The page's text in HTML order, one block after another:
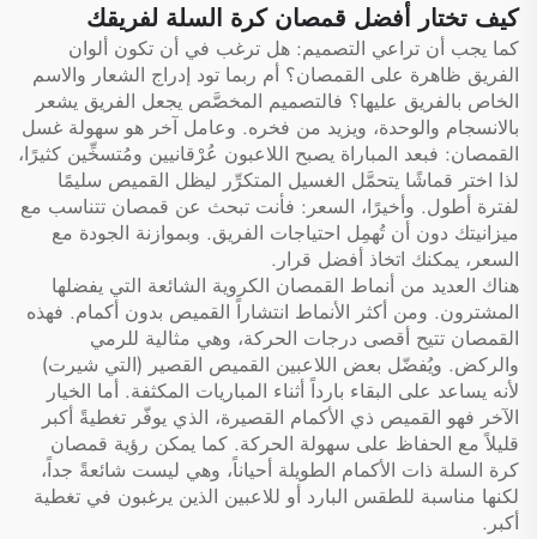
كيف تختار أفضل قمصان كرة السلة لفريقك
كما يجب أن تراعي التصميم: هل ترغب في أن تكون ألوان
الفريق ظاهرة على القمصان؟ أم ربما تود إدراج الشعار والاسم
الخاص بالفريق عليها؟ فالتصميم المخصَّص يجعل الفريق يشعر
بالانسجام والوحدة، ويزيد من فخره. وعامل آخر هو سهولة غسل
القمصان: فبعد المباراة يصبح اللاعبون عُرْقانيين ومُتسخِّين كثيرًا،
لذا اختر قماشًا يتحمَّل الغسيل المتكرِّر ليظل القميص سليمًا
لفترة أطول. وأخيرًا، السعر: فأنت تبحث عن قمصان تتناسب مع
ميزانيتك دون أن تُهمِل احتياجات الفريق. وبموازنة الجودة مع
السعر، يمكنك اتخاذ أفضل قرار.
هناك العديد من أنماط القمصان الكروية الشائعة التي يفضلها
المشترون. ومن أكثر الأنماط انتشاراً القميص بدون أكمام. فهذه
القمصان تتيح أقصى درجات الحركة، وهي مثالية للرمي
والركض. ويُفضّل بعض اللاعبين القميص القصير (التي شيرت)
لأنه يساعد على البقاء بارداً أثناء المباريات المكثفة. أما الخيار
الآخر فهو القميص ذي الأكمام القصيرة، الذي يوفّر تغطيةً أكبر
قليلاً مع الحفاظ على سهولة الحركة. كما يمكن رؤية قمصان
كرة السلة ذات الأكمام الطويلة أحياناً، وهي ليست شائعةً جداً،
لكنها مناسبة للطقس البارد أو للاعبين الذين يرغبون في تغطية
أكبر.